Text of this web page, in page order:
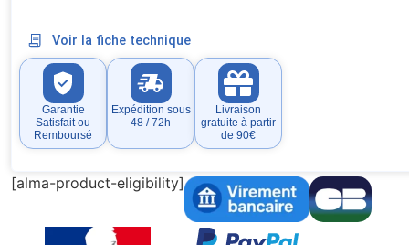
Voir la fiche technique
Garantie
Satisfait ou
Remboursé
Expédition sous
48 / 72h
Livraison
gratuite à partir
de 90€
[alma-product-eligibility]